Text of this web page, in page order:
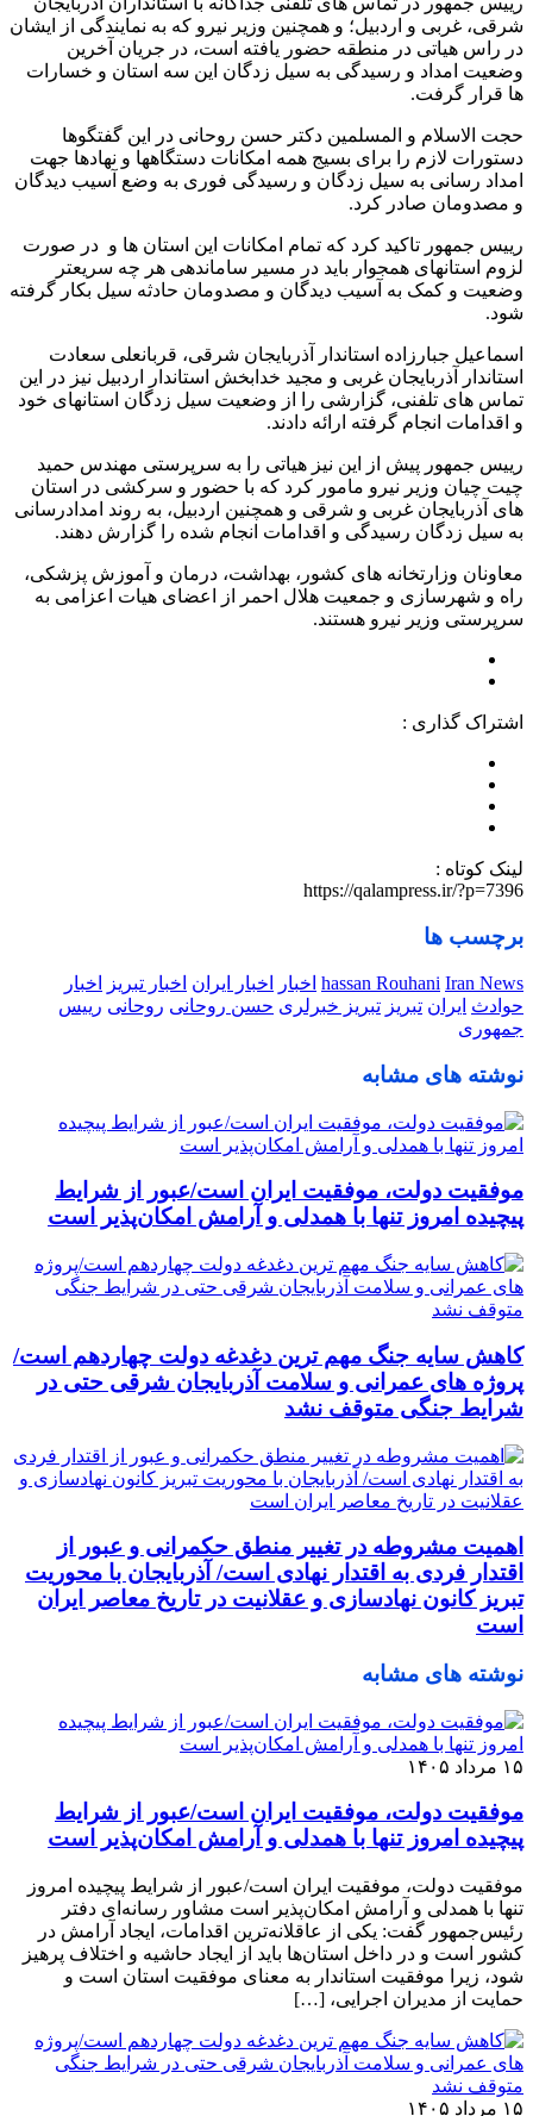
شرقی، غربی و اردبیل؛ و همچنین وزیر نیرو که به نمایندگی از ایشان
در راس هیاتی در منطقه حضور یافته است، در جریان آخرین
وضعیت امداد و رسیدگی به سیل زدگان این سه استان و خسارات
ها قرار گرفت.
حجت الاسلام و المسلمین دکتر حسن روحانی در این گفتگوها
دستورات لازم را برای بسیج همه امکانات دستگاهها و نهادها جهت
امداد رسانی به سیل زدگان و رسیدگی فوری به وضع آسیب دیدگان
و مصدومان صادر کرد.
رییس جمهور تاکید کرد که تمام امکانات این استان ها و در صورت
لزوم استانهای همجوار باید در مسیر ساماندهی هر چه سریعتر
وضعیت و کمک به آسیب دیدگان و مصدومان حادثه سیل بکار گرفته
شود.
اسماعیل جبارزاده استاندار آذربایجان شرقی، قربانعلی سعادت
استاندار آذربایجان غربی و مجید خدابخش استاندار اردبیل نیز در این
تماس های تلفنی، گزارشی را از وضعیت سیل زدگان استانهای خود
و اقدامات انجام گرفته ارائه دادند.
رییس جمهور پیش از این نیز هیاتی را به سرپرستی مهندس حمید
چیت چیان وزیر نیرو مامور کرد که با حضور و سرکشی در ‏استان
های آذربایجان غربی و شرقی و همچنین اردبیل، به روند امدادرسانی
به سیل زدگان رسیدگی و اقدامات انجام شده را گزارش دهند.‏
معاونان وزارتخانه های کشور، بهداشت، درمان و آموزش پزشکی،
راه و شهرسازی و جمعیت هلال احمر از اعضای ‏هیات اعزامی به
سرپرستی وزیر نیرو هستند.
اشتراک گذاری :
لینک کوتاه :
https://qalampress.ir/?p=7396
برچسب ها
hassan Rouhani Iran News اخبار اخبار ایران اخبار تبریز
اخبار
حوادث ایران تبریز تبریز خبرلری حسن روحانی روحانی رییس
جمهوری
نوشته های مشابه
موفقیت دولت، موفقیت ایران است/عبور از شرایط
پیچیده امروز تنها با همدلی و آرامش امکان‌پذیر است
کاهش سایه جنگ مهم ‌ترین دغدغه دولت چهاردهم است/
پروژه ‌های عمرانی و سلامت آذربایجان شرقی حتی در
شرایط جنگی متوقف نشد
اهمیت مشروطه در تغییر منطق حکمرانی و عبور از
اقتدار فردی به اقتدار نهادی است/ آذربایجان با محوریت
تبریز کانون نهادسازی و عقلانیت در تاریخ معاصر ایران
است
نوشته های مشابه
۱۵ مرداد ۱۴۰۵
موفقیت دولت، موفقیت ایران است/عبور از شرایط
پیچیده امروز تنها با همدلی و آرامش امکان‌پذیر است
موفقیت دولت، موفقیت ایران است/عبور از شرایط پیچیده امروز
تنها با همدلی و آرامش امکان‌پذیر است مشاور رسانه‌ای دفتر
رئیس‌جمهور گفت: یکی از عاقلانه‌ترین اقدامات، ایجاد آرامش در
کشور است و در داخل استان‌ها باید از ایجاد حاشیه و اختلاف پرهیز
شود، زیرا موفقیت استاندار به معنای موفقیت استان است و
حمایت از مدیران اجرایی، […]
۱۵ مرداد ۱۴۰۵